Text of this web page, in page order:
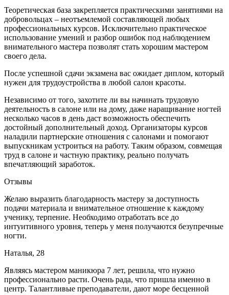
Теоретическая база закрепляется практическими занятиями на
добровольцах – неотъемлемой составляющей любых
профессиональных курсов. Исключительно практическое
использование умений и разбор ошибок под наблюдением
внимательного мастера позволят стать хорошим мастером
своего дела.
После успешной сдачи экзамена вас ожидает диплом, который
нужен для трудоустройства в любой салон красоты.
Независимо от того, захотите ли вы начинать трудовую
деятельность в салоне или на дому, даже наращивание ногтей
несколько часов в день даст возможность обеспечить
достойный дополнительный доход. Организаторы курсов
наладили партнерские отношения с салонами и помогают
выпускникам устроиться на работу. Таким образом, совмещая
труд в салоне и частную практику, реально получать
впечатляющий заработок.
Отзывы
Желаю выразить благодарность мастеру за доступность
подачи материала и внимательное отношение к каждому
ученику, терпение. Необходимо отработать все до
интуитивного уровня, теперь у меня получаются безупречные
ногти.
Наталья, 28
Являясь мастером маникюра 7 лет, решила, что нужно
профессионально расти. Очень рада, что пришла именно в
центр. Талантливые преподаватели, дают море бесценной